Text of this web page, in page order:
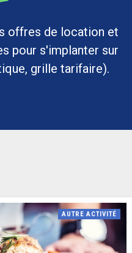
offres de location et
pour s'implanter sur
grille tarifaire).
AUTRE ACTIVITÉ